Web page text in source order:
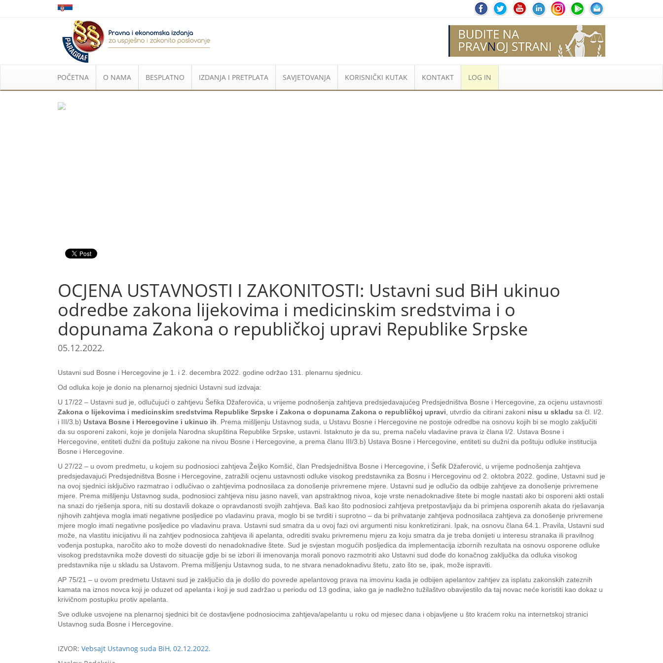
POČETNA O NAMA BESPLATNO IZDANJA I PRETPLATA SAVJETOVANJA KORISNIČKI KUTAK KONTAKT LOG IN
OCJENA USTAVNOSTI I ZAKONITOSTI: Ustavni sud BiH ukinuo
odredbe zakona lijekovima i medicinskim sredstvima i o
dopunama Zakona o republičkoj upravi Republike Srpske
05.12.2022.
Ustavni sud Bosne i Hercegovine je 1. i 2. decembra 2022. godine održao 131. plenarnu sjednicu.
Od odluka koje je donio na plenarnoj sjednici Ustavni sud izdvaja:
U 17/22 – Ustavni sud je, odlučujući o zahtjevu Šefika Džaferovića, u vrijeme podnošenja zahtjeva predsjedavajućeg Predsjedništva Bosne i Hercegovine, za ocjenu ustavnosti
Zakona o lijekovima i medicinskim sredstvima Republike Srpske i Zakona o dopunama Zakona o republičkoj upravi , utvrdio da citirani zakoni nisu u skladu sa čl. I/2.
i III/3.b) Ustava Bosne i Hercegovine i ukinuo ih . Prema mišljenju Ustavnog suda, u Ustavu Bosne i Hercegovine ne postoje odredbe na osnovu kojih bi se moglo zaključiti
da su osporeni zakoni, koje je donijela Narodna skupština Republike Srpske, ustavni. Istaknuto je da su, prema načelu vladavine prava iz člana I/2. Ustava Bosne i
Hercegovine, entiteti dužni da poštuju zakone na nivou Bosne i Hercegovine, a prema članu III/3.b) Ustava Bosne i Hercegovine, entiteti su dužni da poštuju odluke institucija
Bosne i Hercegovine.
U 27/22 – u ovom predmetu, u kojem su podnosioci zahtjeva Željko Komšić, član Predsjedništva Bosne i Hercegovine, i Šefik Džaferović, u vrijeme podnošenja zahtjeva
predsjedavajući Predsjedništva Bosne i Hercegovine, zatražili ocjenu ustavnosti odluke visokog predstavnika za Bosnu i Hercegovinu od 2. oktobra 2022. godine, Ustavni sud je
na ovoj sjednici isključivo razmatrao i odlučivao o zahtjevima podnosilaca za donošenje privremene mjere. Ustavni sud je odlučio da odbije zahtjeve za donošenje privremene
mjere. Prema mišljenju Ustavnog suda, podnosioci zahtjeva nisu jasno naveli, van apstraktnog nivoa, koje vrste nenadoknadive štete bi mogle nastati ako bi osporeni akti ostali
na snazi do rješenja spora, niti su dostavili dokaze o opravdanosti svojih zahtjeva. Baš kao što podnosioci zahtjeva pretpostavljaju da bi primjena osporenih akata do rješavanja
njihovih zahtjeva mogla imati negativne posljedice po vladavinu prava, moglo bi se tvrditi i suprotno – da bi prihvatanje zahtjeva podnosilaca zahtjeva za donošenje privremene
mjere moglo imati negativne posljedice po vladavinu prava. Ustavni sud smatra da u ovoj fazi ovi argumenti nisu konkretizirani. Ipak, na osnovu člana 64.1. Pravila, Ustavni sud
može, na vlastitu inicijativu ili na zahtjev podnosioca zahtjeva ili apelanta, odrediti svaku privremenu mjeru za koju smatra da je treba donijeti u interesu stranaka ili pravilnog
vođenja postupka, naročito ako to može dovesti do nenadoknadive štete. Sud je svjestan mogućih posljedica da implementacija izbornih rezultata na osnovu osporene odluke
visokog predstavnika može dovesti do situacije gdje bi se izbori ili imenovanja morali ponovo razmotriti ako Ustavni sud dođe do konačnog zaključka da odluka visokog
predstavnika nije u skladu sa Ustavom. Prema mišljenju Ustavnog suda, to ne stvara nenadoknadivu štetu, zato što se, ipak, može ispraviti.
AP 75/21 – u ovom predmetu Ustavni sud je zaključio da je došlo do povrede apelantovog prava na imovinu kada je odbijen apelantov zahtjev za isplatu zakonskih zateznih
kamata na iznos novca koji je oduzet od apelanta i koji je sud zadržao u periodu od 13 godina, iako ga je nadležno tužilaštvo obavijestilo da taj novac neće koristiti kao dokaz u
krivičnom postupku protiv apelanta.
Sve odluke usvojene na plenarnoj sjednici bit će dostavljene podnosiocima zahtjeva/apelantu u roku od mjesec dana i objavljene u što kraćem roku na internetskoj stranici
Ustavnog suda Bosne i Hercegovine.
IZVOR: Vebsajt Ustavnog suda BiH, 02.12.2022.